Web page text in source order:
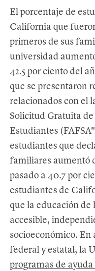
El porcentaje de
California que
primeros de sus
universidad
42.5 por ciento del
que se presentaron
relacionados con el
Solicitud Gratuita
Estudiantes
estudiantes que
familiares aumentó
pasado a 40.7 por
estudiantes de
que la educación de
accesible,
socioeconómico. En
federal y estatal, la
programas de